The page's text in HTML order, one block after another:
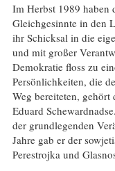
Kontakt
Im Herbst 1989 haben
Gleichgesinnte in den
ihr Schicksal in die
und mit großer
Demokratie floss zu
Persönlichkeiten, die
Weg bereiteten,
Eduard
der grundlegenden
Jahre gab er der
Perestrojka und